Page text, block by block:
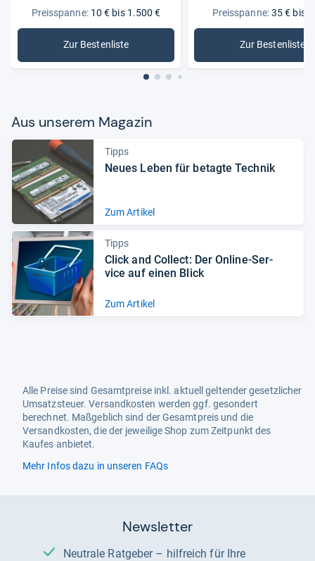
Preisspanne:10 € bis 1.500 €
Zur Bestenliste
: Festplatten
Preisspanne:35 € bis
Zur Bestenliste
: Interne
Aus unse­rem Maga­zin
Tipps
Neues Leben für betagte Tech­nik
Zum Artikel
Tipps
Click and Col­lect: Der Online-​Ser­
vice auf einen Blick
Zum Artikel
Alle Preise sind Gesamtpreise inkl. aktuell geltender gesetzlicher
Umsatzsteuer. Versandkosten werden ggf. gesondert
berechnet. Maßgeblich sind der Gesamtpreis und die
Versandkosten, die der jeweilige Shop zum Zeitpunkt des
Kaufes anbietet.
Mehr Infos dazu in unseren FAQs
Newsletter
Neutrale Ratgeber – hilfreich für Ihre